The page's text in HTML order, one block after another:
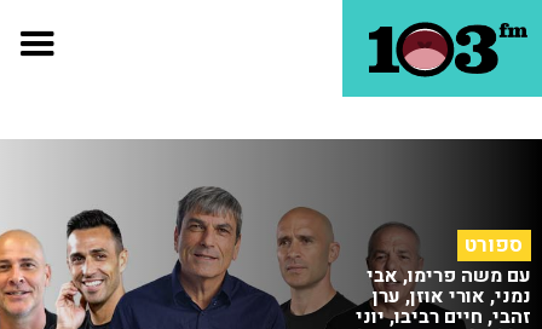
ספורט
עם משה פרימו, אבי
נמני, אורי אוזן, ערן
זהבי, חיים רביבו, יוני